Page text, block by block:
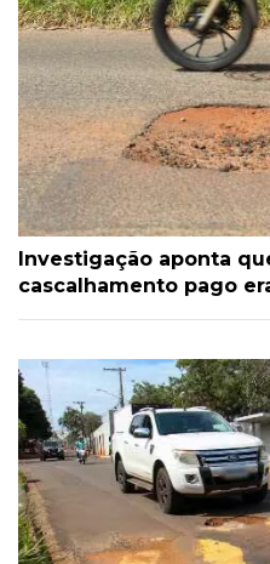
Investigação aponta
cascalhamento pago